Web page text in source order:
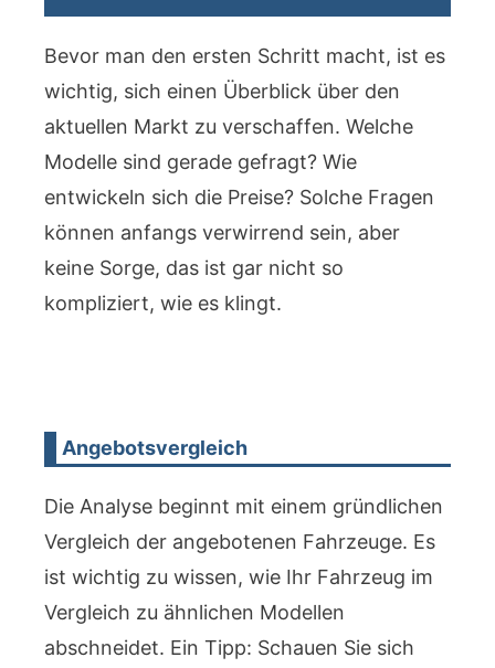
Bevor man den ersten Schritt macht, ist es
wichtig, sich einen Überblick über den
aktuellen Markt zu verschaffen. Welche
Modelle sind gerade gefragt? Wie
entwickeln sich die Preise? Solche Fragen
können anfangs verwirrend sein, aber
keine Sorge, das ist gar nicht so
kompliziert, wie es klingt.
Angebotsvergleich
Die Analyse beginnt mit einem gründlichen
Vergleich der angebotenen Fahrzeuge. Es
ist wichtig zu wissen, wie Ihr Fahrzeug im
Vergleich zu ähnlichen Modellen
abschneidet. Ein Tipp: Schauen Sie sich